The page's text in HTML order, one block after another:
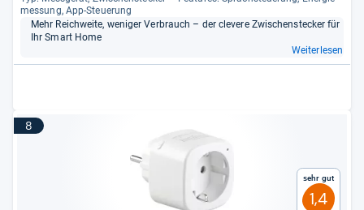
mes­sung, App-​Steue­rung
Mehr Reich­weite, weni­ger Ver­brauch – der cle­vere Zwi­schen­ste­cker für
Ihr Smart Home
Weiterlesen
8
Sehr gut
1,4